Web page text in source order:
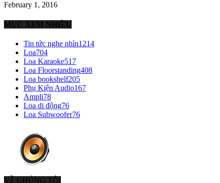
February 1, 2016
MỤC XEM NHIỀU
Tin tức nghe nhìn1214
Loa704
Loa Karaoke517
Loa Floorstanding408
Loa bookshelf205
Phụ Kiện Audio167
Ampli78
Loa di động76
Loa Subwoofer76
VỀ CHÚNG TÔI